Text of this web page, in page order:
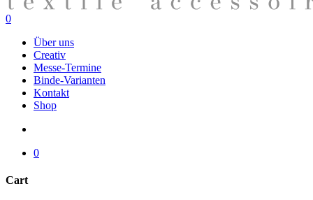
search
0
Über uns
Creativ
Messe-Termine
Binde-Varianten
Kontakt
Shop
0
Cart